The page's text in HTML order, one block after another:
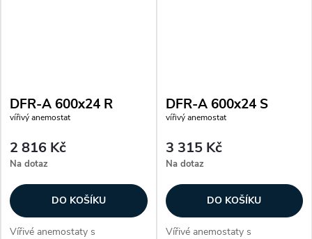
DFR-A 600x24 R
vířivý anemostat
2 816 Kč
Na dotaz
DO KOŠÍKU
Vířivé anemostaty s
DFR-A 600x24 S
vířivý anemostat
3 315 Kč
Na dotaz
DO KOŠÍKU
Vířivé anemostaty s